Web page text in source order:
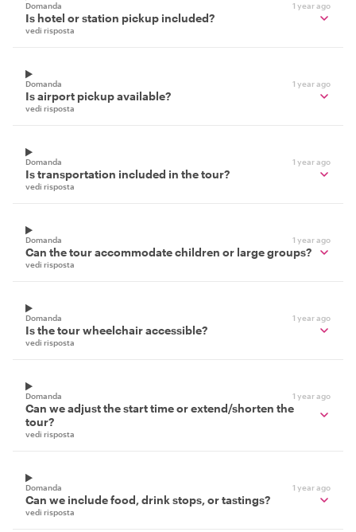
Domanda 1 year ago
Is hotel or station pickup included?
vedi risposta
Domanda 1 year ago
Is airport pickup available?
vedi risposta
Domanda 1 year ago
Is transportation included in the tour?
vedi risposta
Domanda 1 year ago
Can the tour accommodate children or large groups?
vedi risposta
Domanda 1 year ago
Is the tour wheelchair accessible?
vedi risposta
Domanda 1 year ago
Can we adjust the start time or extend/shorten the
tour?
vedi risposta
Domanda 1 year ago
Can we include food, drink stops, or tastings?
vedi risposta